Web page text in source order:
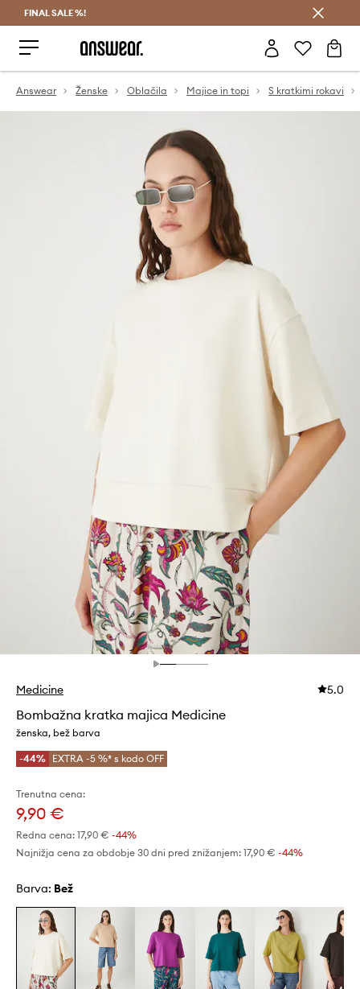
FINAL SALE %!
Answear Ženske Oblačila Majice in topi S kratkimi rokavi
Medicine 5.0
Bombažna kratka majica Medicine
ženska, bež barva
-44% EXTRA -5 %* s kodo OFF
Trenutna cena:
9,90 €
Redna cena: 17,90 € -44%
Najnižja cena za obdobje 30 dni pred znižanjem: 17,90 € -44%
Barva: bež